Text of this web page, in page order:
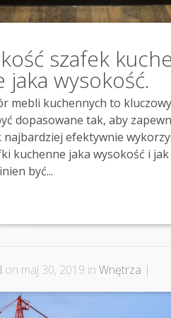
szafek
wysokość.
mebli kuchennych to
dopasowane tak, aby
efektywnie
kuchenne jaka wysokość i
być...
on maj 30, 2019 in Wnętrza |